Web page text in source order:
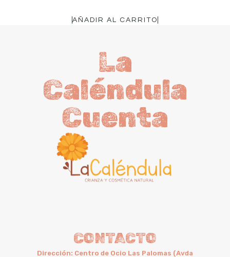
AÑADIR AL CARRITO
La
Caléndula
Cuenta
CONTACTO
Dirección: Centro de Ocio Las Palomas (Avda